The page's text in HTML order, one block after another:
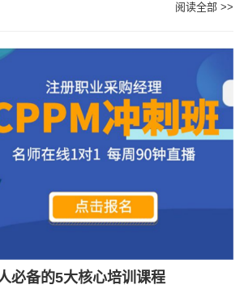
阅读全部 >>
必备的5大核心培训课程